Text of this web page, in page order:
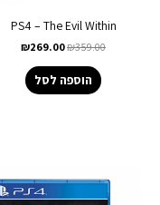
PS4 – The Evil Within
₪359.00
₪269.00
הוספה לסל